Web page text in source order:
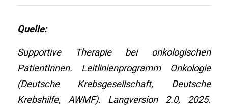
Quelle:
Supportive Therapie bei onkologischen
PatientInnen. Leitlinienprogramm Onkologie
(Deutsche Krebsgesellschaft, Deutsche
Krebshilfe, AWMF). Langversion 2.0, 2025.